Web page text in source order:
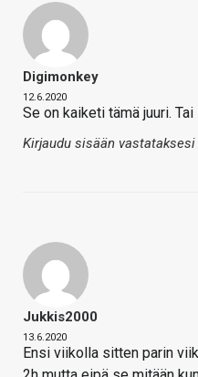
Digimonkey
12.6.2020
Se on kaiketi tämä juuri.
Kirjaudu sisään vastataksesi
Jukkis2000
13.6.2020
Ensi viikolla sitten parin